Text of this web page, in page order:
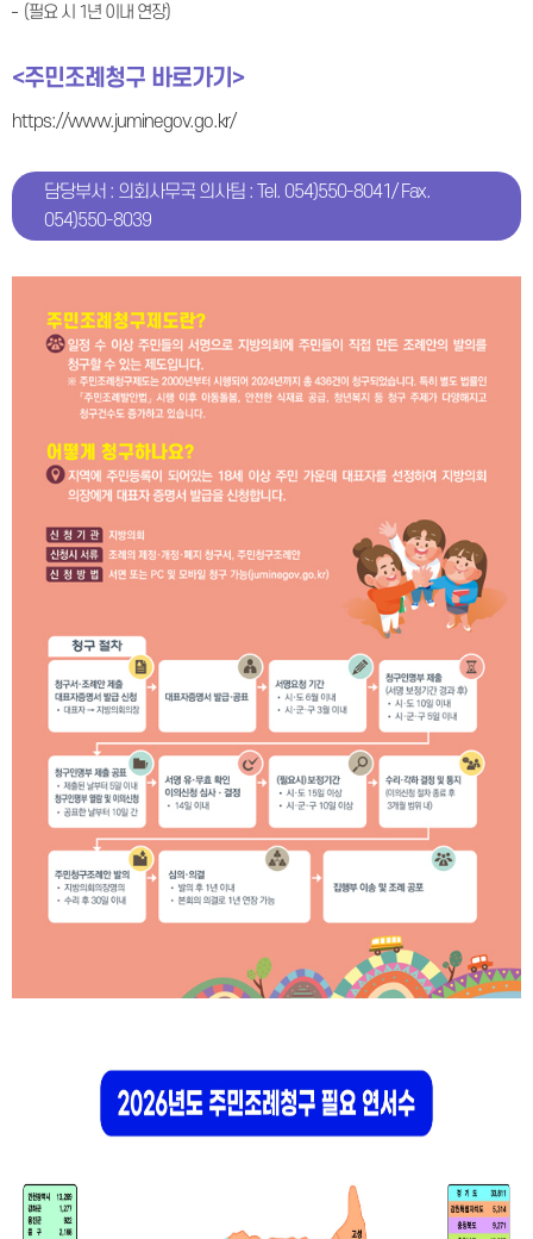
(필요 시 1년 이내 연장)
<주민조례청구 바로가기>
https://www.juminegov.go.kr/
담당부서 : 의회사무국 의사팀 : Tel. 054)550-8041/ Fax.
054)550-8039